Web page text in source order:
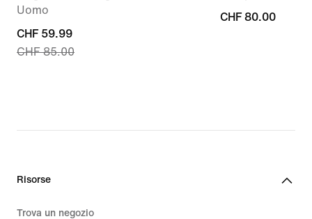
Uomo
current
price
price
CHF 59.99
CHF 85.00
CHF
CHF 80.00
Risorse
Trova un negozio